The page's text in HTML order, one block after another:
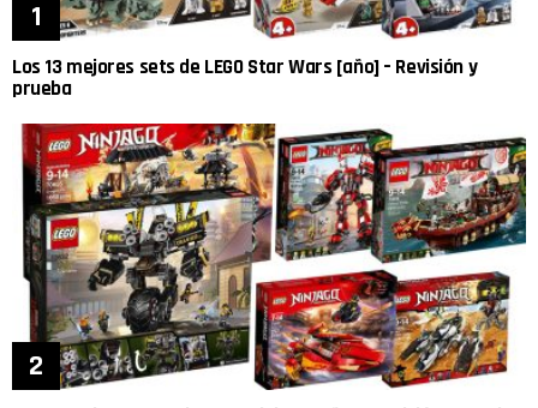
Los 13 mejores sets de LEGO Star Wars [año] – Revisión y
prueba